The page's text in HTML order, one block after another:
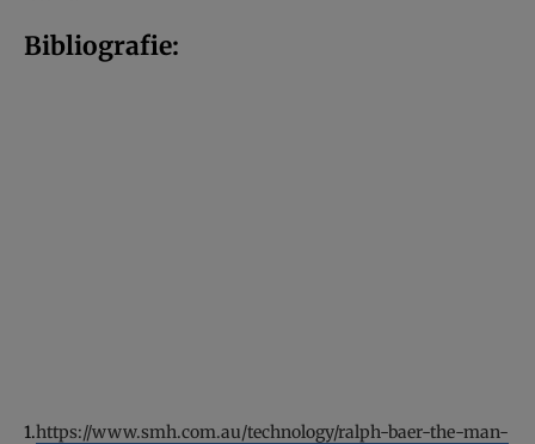
Bibliografie:
1.https://www.smh.com.au/technology/ralph-baer-the-man-